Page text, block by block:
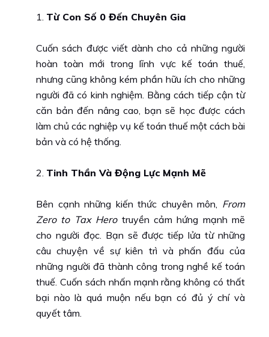
Từ Con Số 0 Đến Chuyên Gia
Cuốn sách được viết dành cho cả những người
hoàn toàn mới trong lĩnh vực kế toán thuế,
nhưng cũng không kém phần hữu ích cho những
người đã có kinh nghiệm. Bằng cách tiếp cận từ
căn bản đến nâng cao, bạn sẽ học được cách
làm chủ các nghiệp vụ kế toán thuế một cách bài
bản và có hệ thống.
Tinh Thần Và Động Lực Mạnh Mẽ
Bên cạnh những kiến thức chuyên môn, From
Zero to Tax Herotruyền cảm hứng mạnh mẽ
cho người đọc. Bạn sẽ được tiếp lửa từ những
câu chuyện về sự kiên trì và phấn đấu của
những người đã thành công trong nghề kế toán
thuế. Cuốn sách nhấn mạnh rằng không có thất
bại nào là quá muộn nếu bạn có đủ ý chí và
quyết tâm.